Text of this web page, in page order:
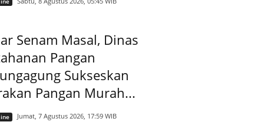
Senam Masal, Dinas
Pangan
Sukseskan
Pangan Murah...
Jumat, 7 Agustus 2026, 17:59 WIB